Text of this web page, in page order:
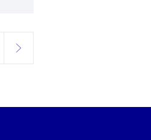
weiter